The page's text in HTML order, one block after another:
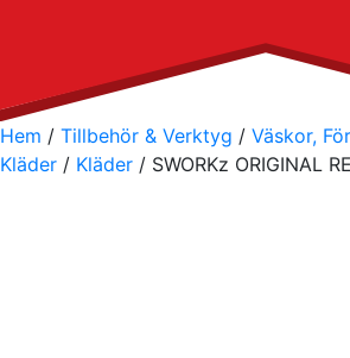
Hem / Tillbehör & Verktyg / Väskor,
Kläder / Kläder / SWORKz ORIGINAL